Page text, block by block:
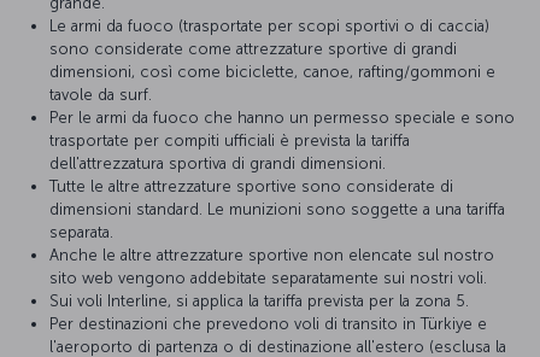
Le armi da fuoco (trasportate per scopi sportivi o di caccia)
sono considerate come attrezzature sportive di grandi
dimensioni, così come biciclette, canoe, rafting/gommoni e
tavole da surf.
Per le armi da fuoco che hanno un permesso speciale e sono
trasportate per compiti ufficiali è prevista la tariffa
dell'attrezzatura sportiva di grandi dimensioni.
Tutte le altre attrezzature sportive sono considerate di
dimensioni standard. Le munizioni sono soggette a una tariffa
separata.
Anche le altre attrezzature sportive non elencate sul nostro
sito web vengono addebitate separatamente sui nostri voli.
Sui voli Interline, si applica la tariffa prevista per la zona 5.
Per destinazioni che prevedono voli di transito in Türkiye e
l'aeroporto di partenza o di destinazione all'estero (esclusa la